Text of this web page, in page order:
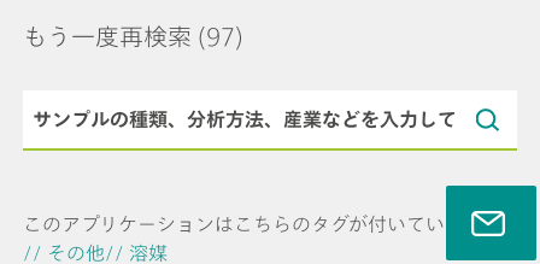
もう一度再検索 (97)
このアプリケーションはこちらのタグが付いています
// その他// 溶媒